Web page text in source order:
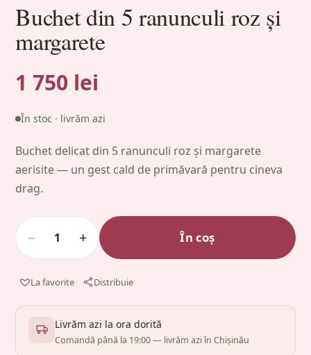
Buchet din 5 ranunculi roz și
margarete
1 750 lei
În stoc · livrăm azi
Buchet delicat din 5 ranunculi roz și margarete
aerisite — un gest cald de primăvară pentru cineva
drag.
− 1 + În coș
La favorite Distribuie
Livrăm azi la ora dorită
Comandă până la 19:00 — livrăm azi în Chișinău